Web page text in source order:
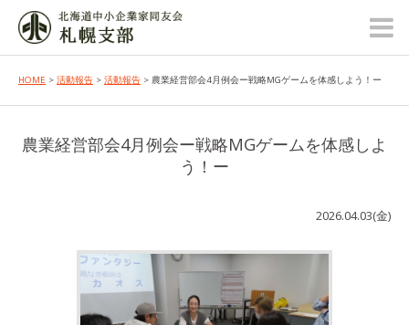
HOME > 活動報告 > 活動報告 > 農業経営部会4月例会ー戦略MGゲームを体感しよう！ー
農業経営部会4月例会ー戦略MGゲームを体感しよ
う！ー
2026.04.03(金)